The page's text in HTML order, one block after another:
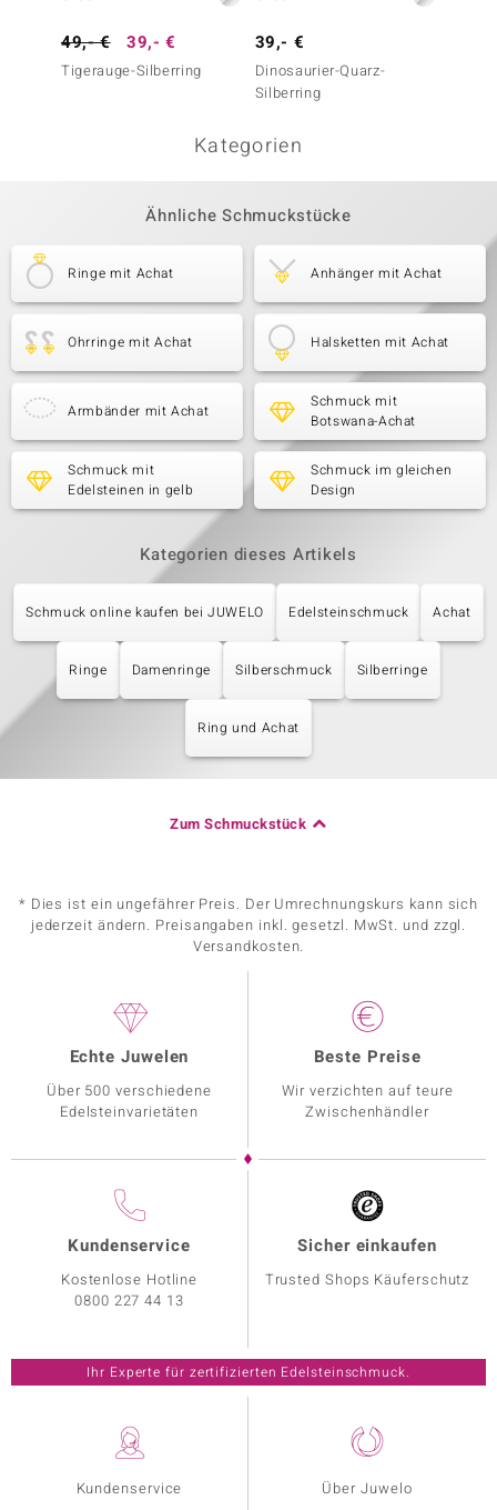
49,- € 39,- €
Tigerauge-Silberring
39,- €
Dinosaurier-Quarz-
Silberring
Kategorien
Ähnliche Schmuckstücke
Ringe mit Achat Anhänger mit Achat
Ohrringe mit Achat Halsketten mit Achat
Armbänder mit Achat
Schmuck mit
Botswana-Achat
Schmuck mit
Edelsteinen in gelb
Schmuck im gleichen
Design
Kategorien dieses Artikels
Schmuck online kaufen bei JUWELO Edelsteinschmuck Achat
Ringe Damenringe Silberschmuck Silberringe
Ring und Achat
Zum Schmuckstück
* Dies ist ein ungefährer Preis. Der Umrechnungskurs kann sich
jederzeit ändern. Preisangaben inkl. gesetzl. MwSt. und zzgl.
Versandkosten.
Kundenservice
Über Juwelo
Echte Juwelen
Über 500 verschiedene
Edelsteinvarietäten
Beste Preise
Wir verzichten auf teure
Zwischenhändler
Kundenservice
Kostenlose Hotline
0800 227 44 13
Sicher einkaufen
Trusted Shops Käuferschutz
Ihr Experte für zertifizierten Edelsteinschmuck.